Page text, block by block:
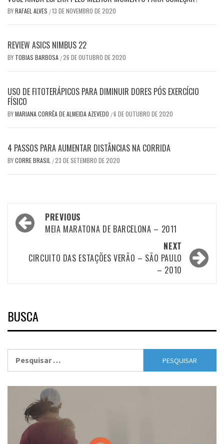
BYRAFAEL ALVES /13 DE NOVEMBRO DE 2020
REVIEW ASICS NIMBUS 22
BY TOBIAS BARBOSA /26 DE OUTUBRO DE 2020
USO DE FITOTERÁPICOS PARA DIMINUIR DORES PÓS EXERCÍCIO
FÍSICO
BYMARIANA CORRÊA DE ALMEIDA AZEVEDO /6 DE OUTUBRO DE 2020
4 PASSOS PARA AUMENTAR DISTÂNCIAS NA CORRIDA
BYCORRE BRASIL /23 DE SETEMBRO DE 2020
Post
navigation
PREVIOUS
MEIA MARATONA DE BARCELONA – 2011
NEXT
CIRCUITO DAS ESTAÇÕES VERÃO – SÃO PAULO
– 2010
BUSCA